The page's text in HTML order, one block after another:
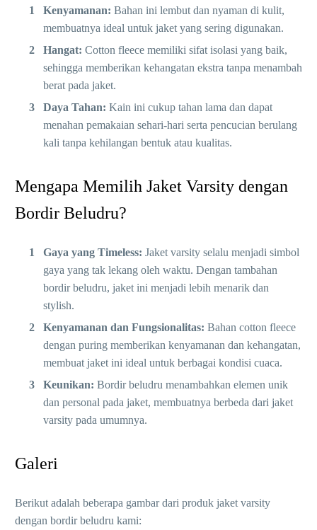
Kenyamanan: Bahan ini lembut dan nyaman di kulit,
membuatnya ideal untuk jaket yang sering digunakan.
Hangat: Cotton fleece memiliki sifat isolasi yang baik,
sehingga memberikan kehangatan ekstra tanpa menambah
berat pada jaket.
Daya Tahan: Kain ini cukup tahan lama dan dapat
menahan pemakaian sehari-hari serta pencucian berulang
kali tanpa kehilangan bentuk atau kualitas.
Mengapa Memilih Jaket Varsity dengan
Bordir Beludru?
Gaya yang Timeless: Jaket varsity selalu menjadi simbol
gaya yang tak lekang oleh waktu. Dengan tambahan
bordir beludru, jaket ini menjadi lebih menarik dan
stylish.
Kenyamanan dan Fungsionalitas: Bahan cotton fleece
dengan puring memberikan kenyamanan dan kehangatan,
membuat jaket ini ideal untuk berbagai kondisi cuaca.
Keunikan: Bordir beludru menambahkan elemen unik
dan personal pada jaket, membuatnya berbeda dari jaket
varsity pada umumnya.
Galeri
Berikut adalah beberapa gambar dari produk jaket varsity
dengan bordir beludru kami: